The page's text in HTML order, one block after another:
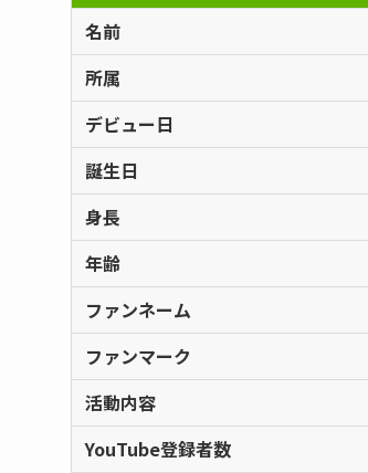
名前
所属
デビュー日
誕生日
身長
年齢
ファンネーム
ファンマーク
活動内容
YouTube登録者数